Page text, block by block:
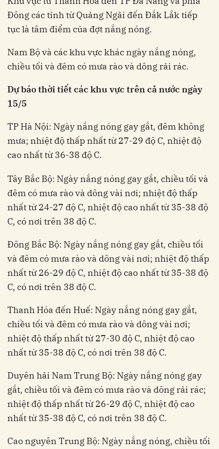
Đông các tỉnh từ Quảng Ngãi đến Đắk Lắk tiếp
tục là tâm điểm của đợt nắng nóng.
Nam Bộ và các khu vực khác ngày nắng nóng,
chiều tối và đêm có mưa rào và dông rải rác.
Dự báo thời tiết các khu vực trên cả nước ngày
15/5
TP Hà Nội: Ngày nắng nóng gay gắt, đêm không
mưa; nhiệt độ thấp nhất từ 27-29 độ C, nhiệt độ
cao nhất từ 36-38 độ C.
Tây Bắc Bộ: Ngày nắng nóng gay gắt, chiều tối và
đêm có mưa rào và dông vài nơi; nhiệt độ thấp
nhất từ 24-27 độ C, nhiệt độ cao nhất từ 35-38 độ
C, có nơi trên 38 độ C.
Đông Bắc Bộ: Ngày nắng nóng gay gắt, chiều tối
và đêm có mưa rào và dông vài nơi; nhiệt độ thấp
nhất từ 26-29 độ C, nhiệt độ cao nhất từ 35-38 độ
C, có nơi trên 38 độ C.
Thanh Hóa đến Huế: Ngày nắng nóng gay gắt,
chiều tối và đêm có mưa rào và dông vài nơi;
nhiệt độ thấp nhất từ 27-30 độ C, nhiệt độ cao
nhất từ 35-38 độ C, có nơi trên 38 độ C.
Duyên hải Nam Trung Bộ: Ngày nắng nóng gay
gắt, chiều tối và đêm có mưa rào và dông rải rác;
nhiệt độ thấp nhất từ 26-29 độ C, nhiệt độ cao
nhất từ 35-38 độ C, có nơi trên 38 độ C.
Cao nguyên Trung Bộ: Ngày nắng nóng, chiều tối